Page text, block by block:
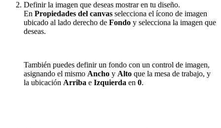
Definir la imagen que deseas mostrar en tu diseño.
En Propiedades del canvas selecciona el ícono de imagen
ubicado al lado derecho de Fondo y selecciona la imagen que
deseas.
También puedes definir un fondo con un control de imagen,
asignando el mismo Ancho y Alto que la mesa de trabajo, y
la ubicación Arriba e Izquierda en 0.